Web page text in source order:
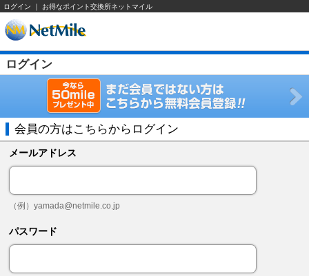
ログイン ｜ お得なポイント交換所ネットマイル
ログイン
会員の方はこちらからログイン
メールアドレス
（例）yamada@netmile.co.jp
パスワード